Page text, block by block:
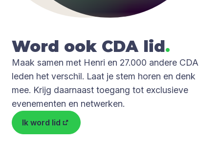
Word ook CDAlid.
Maak samen met Henri en 27.000 andere CDA
leden het verschil. Laat je stem horen en denk
mee. Krijg daarnaast toegang tot exclusieve
evenementen en netwerken.
Ik word lid